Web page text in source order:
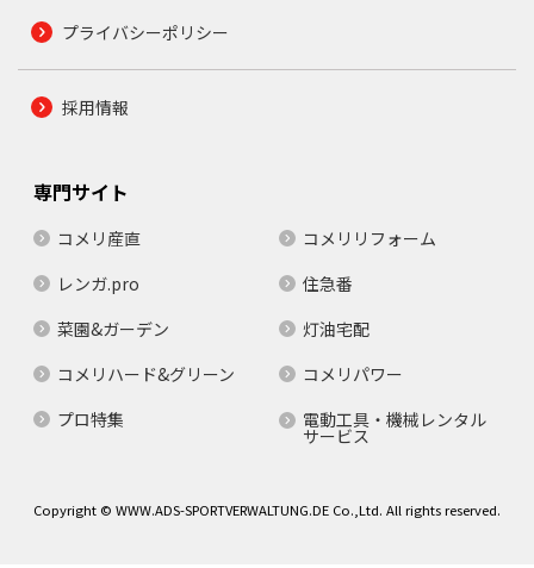
プライバシーポリシー
採用情報
専門サイト
コメリ産直
コメリリフォーム
レンガ.pro
住急番
菜園&ガーデン
灯油宅配
コメリハード&グリーン
コメリパワー
プロ特集
電動工具・機械レンタル
サービス
Copyright © WWW.ADS-SPORTVERWALTUNG.DE Co.,Ltd. All rights reserved.